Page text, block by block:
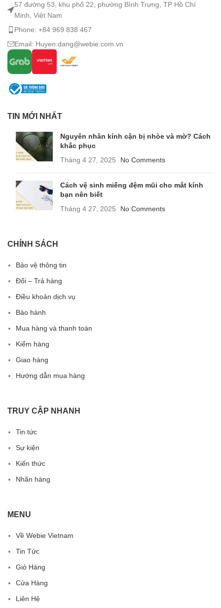
57 đường 53, khu phố 22, phường Bình Trưng, TP Hồ Chí
Minh, Việt Nam
Phone: +84 969 838 467
Email: Huyen.dang@webie.com.vn
TIN MỚI NHẤT
Nguyên nhân kính cận bị nhòe và mờ? Cách
khắc phục
Tháng 4 27, 2025
No Comments
Cách vệ sinh miếng đệm mũi cho mắt kính
bạn nên biết
Tháng 4 27, 2025
No Comments
CHÍNH SÁCH
Bảo vệ thông tin
Đổi – Trả hàng
Điều khoản dịch vụ
Bảo hành
Mua hàng và thanh toán
Kiểm hàng
Giao hàng
Hướng dẫn mua hàng
TRUY CẬP NHANH
Tin tức
Sự kiện
Kiến thức
Nhãn hàng
MENU
Về Webie Vietnam
Tin Tức
Giỏ Hàng
Cửa Hàng
Liên Hệ